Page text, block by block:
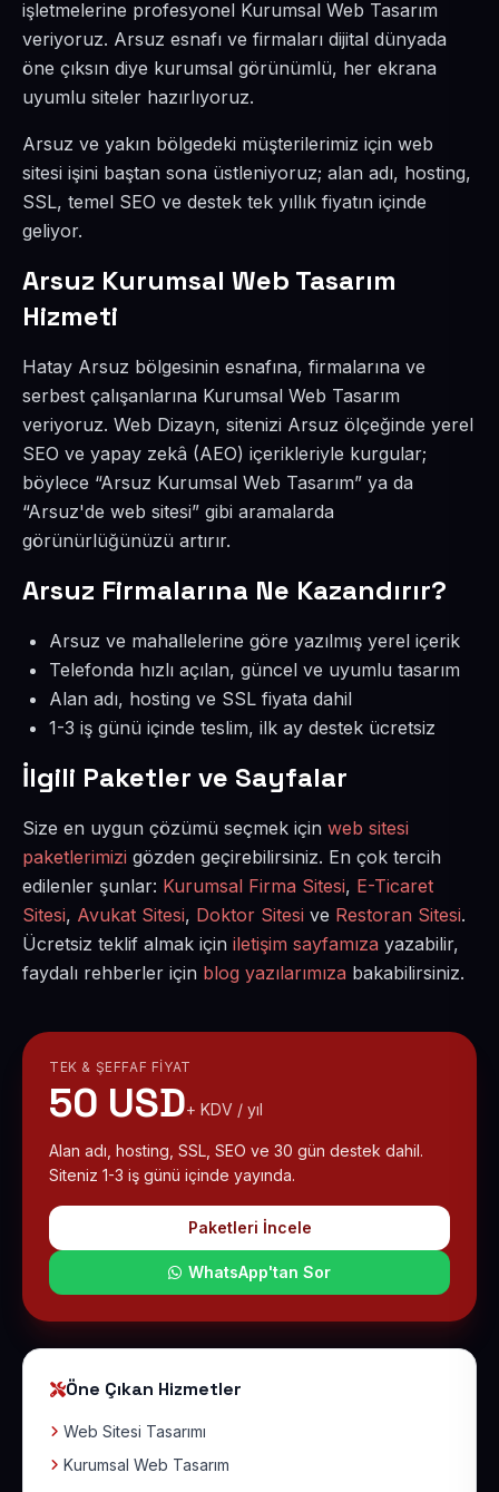
işletmelerine profesyonel Kurumsal Web Tasarım
veriyoruz. Arsuz esnafı ve firmaları dijital dünyada
öne çıksın diye kurumsal görünümlü, her ekrana
uyumlu siteler hazırlıyoruz.
Arsuz ve yakın bölgedeki müşterilerimiz için web
sitesi işini baştan sona üstleniyoruz; alan adı, hosting,
SSL, temel SEO ve destek tek yıllık fiyatın içinde
geliyor.
Arsuz Kurumsal Web Tasarım
Hizmeti
Hatay Arsuz bölgesinin esnafına, firmalarına ve
serbest çalışanlarına Kurumsal Web Tasarım
veriyoruz. Web Dizayn, sitenizi Arsuz ölçeğinde yerel
SEO ve yapay zekâ (AEO) içerikleriyle kurgular;
böylece “Arsuz Kurumsal Web Tasarım” ya da
“Arsuz'de web sitesi” gibi aramalarda
görünürlüğünüzü artırır.
Arsuz Firmalarına Ne Kazandırır?
Arsuz ve mahallelerine göre yazılmış yerel içerik
Telefonda hızlı açılan, güncel ve uyumlu tasarım
Alan adı, hosting ve SSL fiyata dahil
1-3 iş günü içinde teslim, ilk ay destek ücretsiz
İlgili Paketler ve Sayfalar
Size en uygun çözümü seçmek için web sitesi
paketlerimizi gözden geçirebilirsiniz. En çok tercih
edilenler şunlar: Kurumsal Firma Sitesi, E-Ticaret
Sitesi, Avukat Sitesi, Doktor Sitesi ve Restoran Sitesi.
Ücretsiz teklif almak için iletişim sayfamıza yazabilir,
faydalı rehberler için blog yazılarımıza bakabilirsiniz.
TEK & ŞEFFAF FIYAT
50 USD+ KDV / yıl
Alan adı, hosting, SSL, SEO ve 30 gün destek dahil.
Siteniz 1-3 iş günü içinde yayında.
Paketleri İncele
WhatsApp'tan Sor
Öne Çıkan Hizmetler
Web Sitesi Tasarımı
Kurumsal Web Tasarım